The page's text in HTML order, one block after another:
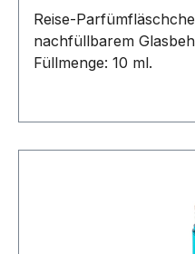
Reise-
nachfüllbarem
Füllmenge: 10 ml.